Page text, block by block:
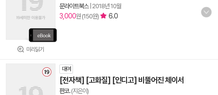
미리읽기
문라이트북스| 2018년 10월
3,000원 (150원) 6.0
대여
[전자책] [고화질] [인디고] 비뚤어진 체이서
판코.(지은이)